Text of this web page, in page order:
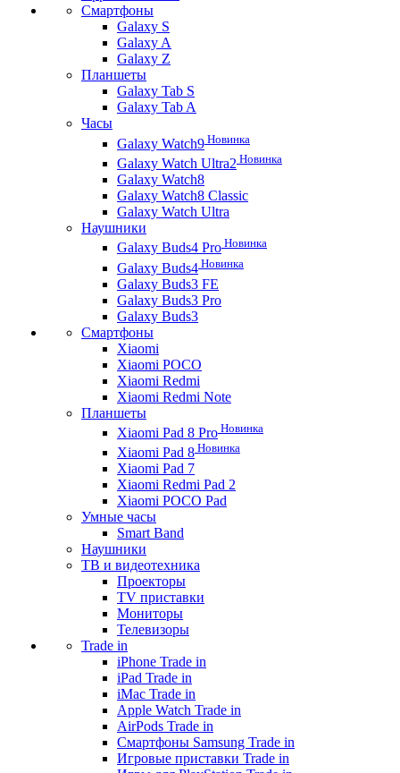
Смартфоны
Galaxy S
Galaxy A
Galaxy Z
Планшеты
Galaxy Tab S
Galaxy Tab A
Часы
Galaxy Watch9 Новинка
Galaxy Watch Ultra2 Новинка
Galaxy Watch8
Galaxy Watch8 Classic
Galaxy Watch Ultra
Наушники
Galaxy Buds4 Pro Новинка
Galaxy Buds4 Новинка
Galaxy Buds3 FE
Galaxy Buds3 Pro
Galaxy Buds3
Смартфоны
Xiaomi
Xiaomi POCO
Xiaomi Redmi
Xiaomi Redmi Note
Планшеты
Xiaomi Pad 8 Pro Новинка
Xiaomi Pad 8 Новинка
Xiaomi Pad 7
Xiaomi Redmi Pad 2
Xiaomi POCO Pad
Умные часы
Smart Band
Наушники
ТВ и видеотехника
Проекторы
TV приставки
Мониторы
Телевизоры
Trade in
iPhone Trade in
iPad Trade in
iMac Trade in
Apple Watch Trade in
AirPods Trade in
Смартфоны Samsung Trade in
Игровые приставки Trade in